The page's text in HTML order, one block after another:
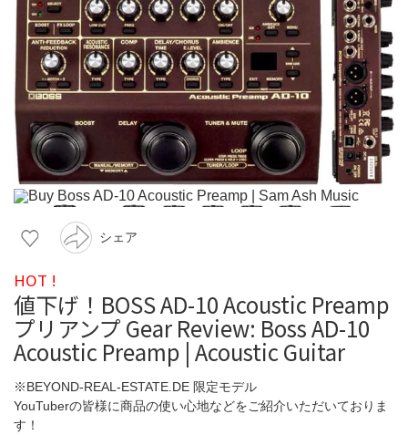
シェア
HOT !
値下げ！BOSS AD-10 Acoustic Preamp
プリアンプ Gear Review: Boss AD-10
Acoustic Preamp | Acoustic Guitar
※BEYOND-REAL-ESTATE.DE 限定モデル
YouTuberの皆様に商品の使い心地などをご紹介いただいておりま
す！